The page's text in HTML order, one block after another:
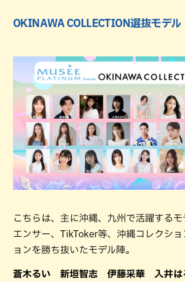
OKINAWA COLLECTION選抜モデル
こちらは、主に沖縄、九州で活躍するモ
エンサー、TikToker等、沖縄コレクシ
ョンを勝ち抜いたモデル陣。
蒼木るい 新垣智志 伊藤采華 入井